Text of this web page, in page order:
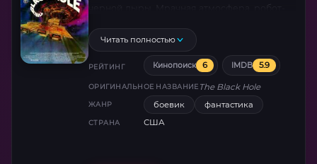
о бессмертии. В ролях: Максимилиан Шелл,
Эрнест Боргнайн.
Читать полностью
РЕЙТИНГ Кинопоиск 6 IMDB 5.9
ОРИГИНАЛЬНОЕ НАЗВАНИЕ The Black Hole
ЖАНР боевик фантастика
СТРАНА США